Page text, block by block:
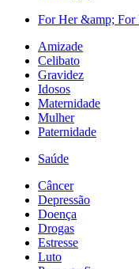
For Her &amp; For
Amizade
Celibato
Gravidez
Idosos
Maternidade
Mulher
Paternidade
Saúde
Câncer
Depressão
Doença
Drogas
Estresse
Luto